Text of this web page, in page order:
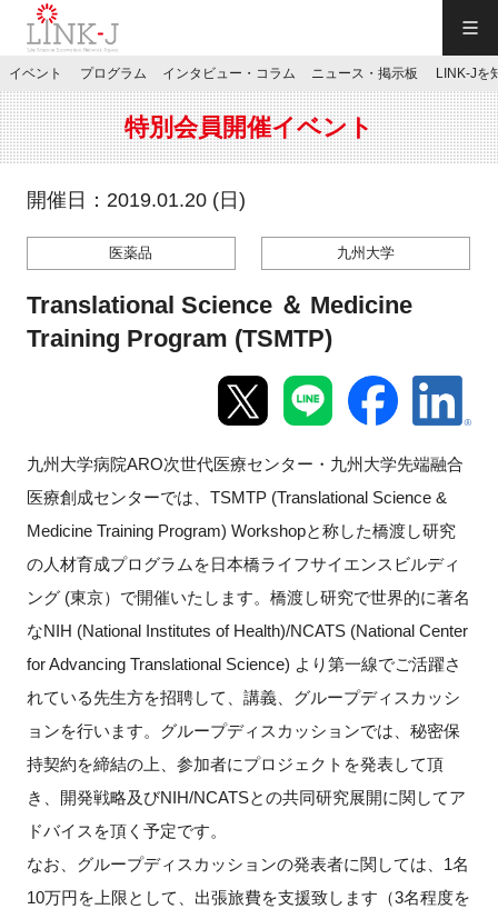
JP／EN
特別会員専用メニュー
施設ご予約
マイページ
新規登録
イベント
プログラム
ニュース・掲示板
LINK-Jを知る
特別会員
イベント プログラム インタビュー・コラム ニュース・掲示板 LINK-Jを
特別会員開催イベント
開催日：2019.01.20 (日)
医薬品 九州大学
Translational Science ＆ Medicine
Training Program (TSMTP)
九州大学病院ARO次世代医療センター・九州大学先端融合
医療創成センターでは、TSMTP (Translational Science &
Medicine Training Program) Workshopと称した橋渡し研究
の人材育成プログラムを日本橋ライフサイエンスビルディ
ング (東京）で開催いたします。橋渡し研究で世界的に著名
なNIH (National Institutes of Health)/NCATS (National Center
for Advancing Translational Science) より第一線でご活躍さ
れている先生方を招聘して、講義、グループディスカッシ
ョンを行います。グループディスカッションでは、秘密保
持契約を締結の上、参加者にプロジェクトを発表して頂
き、開発戦略及びNIH/NCATSとの共同研究展開に関してア
ドバイスを頂く予定です。
なお、グループディスカッションの発表者に関しては、1名
10万円を上限として、出張旅費を支援致します（3名程度を